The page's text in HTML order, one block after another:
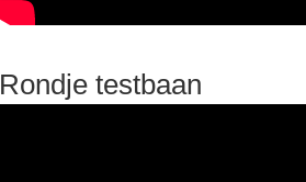
Rondje testbaan